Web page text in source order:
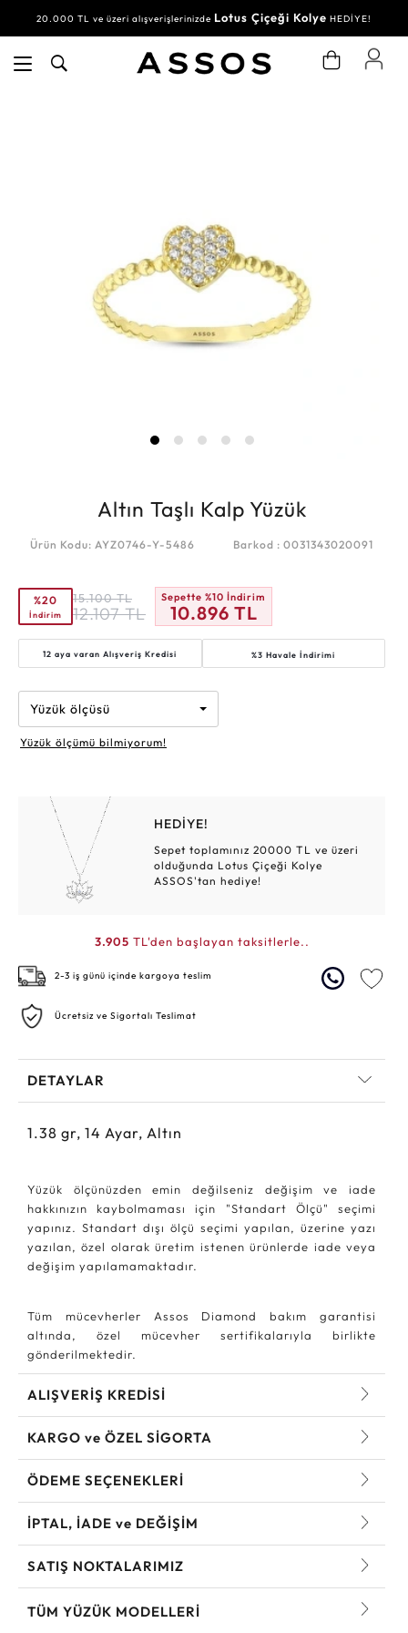
20.000 TL ve üzeri alışverişlerinizde Lotus Çiçeği Kolye HEDİYE!
Altın Taşlı Kalp Yüzük
Ürün Kodu: AYZ0746-Y-5486 Barkod : 0031343020091
%20
İndirim
15.100 TL
12.107 TL
Sepette %10 İndirim
10.896 TL
12 aya varanAlışveriş Kredisi %3 Havale İndirimi
Yüzük ölçüsü
Yüzük ölçümü bilmiyorum!
HEDİYE!
Sepet toplamınız 20000 TL ve üzeri
olduğunda Lotus Çiçeği Kolye
ASSOS'tan hediye!
3.905 TL'den başlayan taksitlerle..
2-3 iş günü içinde kargoya teslim
Ücretsiz ve Sigortalı Teslimat
DETAYLAR
1.38 gr, 14 Ayar, Altın
Yüzük ölçünüzden emin değilseniz değişim ve iade
hakkınızın kaybolmaması için "Standart Ölçü" seçimi
yapınız. Standart dışı ölçü seçimi yapılan, üzerine yazı
yazılan, özel olarak üretim istenen ürünlerde iade veya
değişim yapılamamaktadır.
Tüm mücevherler Assos Diamond bakım garantisi
altında, özel mücevher sertifikalarıyla birlikte
gönderilmektedir.
ALIŞVERİŞ KREDİSİ
KARGO ve ÖZEL SİGORTA
ÖDEME SEÇENEKLERİ
İPTAL, İADE ve DEĞİŞİM
SATIŞ NOKTALARIMIZ
TÜM YÜZÜK MODELLERI